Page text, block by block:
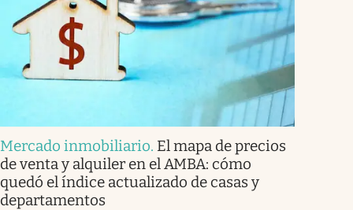
Mercado inmobiliario. El mapa de precios
de venta y alquiler en el AMBA: cómo
quedó el índice actualizado de casas y
departamentos